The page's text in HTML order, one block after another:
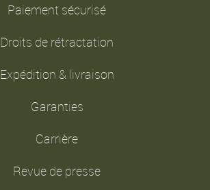
Paiement sécurisé
Droits de rétractation
Expédition & livraison
Garanties
Carrière
Revue de presse